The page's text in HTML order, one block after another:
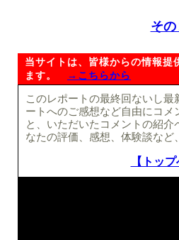
そ
当サイトは、皆様からの情報提
ます。
→こちらから
このレポートの最終回ないし
ートへのご感想など自由にコ
と、いただいたコメントの紹
なたの評価、感想、体験談など
【トップ